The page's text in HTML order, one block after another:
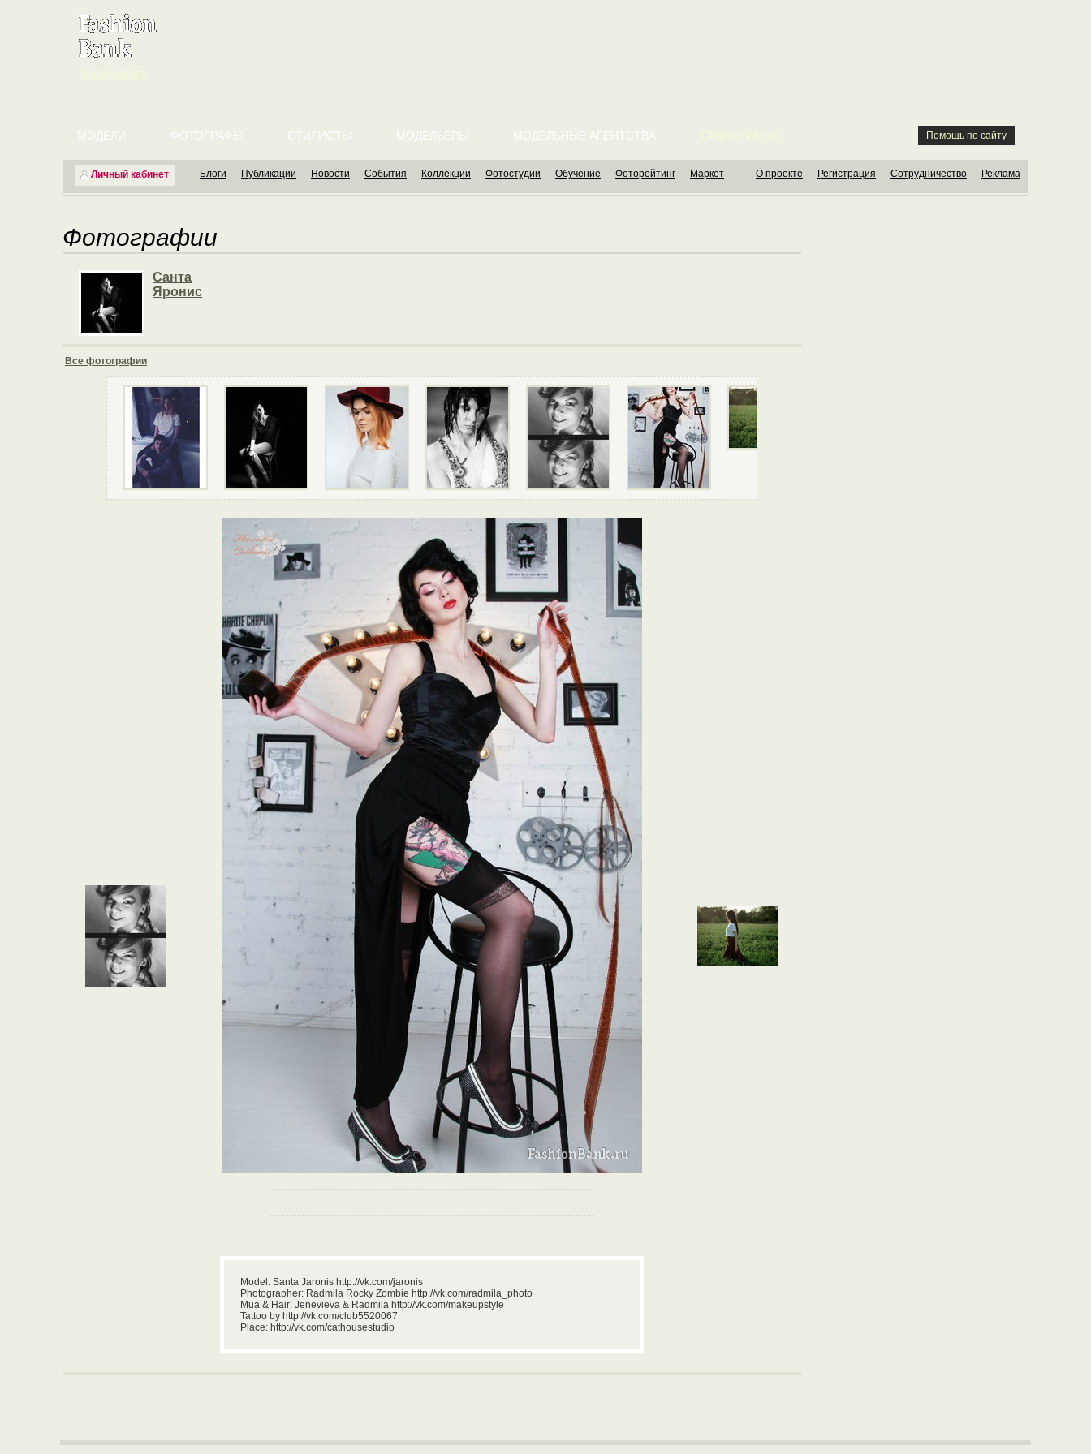
Личный кабинет
МОДЕЛИ ФОТОГРАФЫ СТИЛИСТЫ МОДЕЛЬЕРЫ МОДЕЛЬНЫЕ АГЕНТСТВА Помощь по сайту
Блоги Публикации Новости События Коллекции Фотостудии Обучение Фоторейтинг Маркет О проекте Регистрация Сотрудничество Реклама
Фотографии
Санта
Яронис
Все фотографии
Model: Santa Jaronis http://vk.com/jaronis
Photographer: Radmila Rocky Zombie http://vk.com/radmila_photo
Mua & Hair: Jenevieva & Radmila http://vk.com/makeupstyle
Tattoo by http://vk.com/club5520067
Place: http://vk.com/cathousestudio